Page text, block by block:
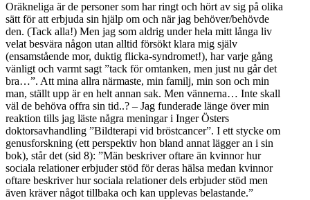
Oräkneliga är de personer som har ringt och hört av sig på olika
sätt för att erbjuda sin hjälp om och när jag behöver/behövde
den. (Tack alla!) Men jag som aldrig under hela mitt långa liv
velat besvära någon utan alltid försökt klara mig själv
(ensamstående mor, duktig flicka-syndromet!), har varje gång
vänligt och varmt sagt ”tack för omtanken, men just nu går det
bra…”. Att mina allra närmaste, min familj, min son och min
man, ställt upp är en helt annan sak. Men vännerna… Inte skall
väl de behöva offra sin tid..? – Jag funderade länge över min
reaktion tills jag läste några meningar i Inger Östers
doktorsavhandling ”Bildterapi vid bröstcancer”. I ett stycke om
genusforskning (ett perspektiv hon bland annat lägger an i sin
bok), står det (sid 8): ”Män beskriver oftare än kvinnor hur
sociala relationer erbjuder stöd för deras hälsa medan kvinnor
oftare beskriver hur sociala relationer dels erbjuder stöd men
även kräver något tillbaka och kan upplevas belastande.”